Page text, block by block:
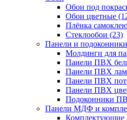
Обои под
Обои цветные
Плёнка
Стеклообои (23)
Панели и
Молдинги для
Панели ПВХ
Панели ПВХ
Панели ПВХ
Панели ПВХ
Подоконники
Панели МДФ и